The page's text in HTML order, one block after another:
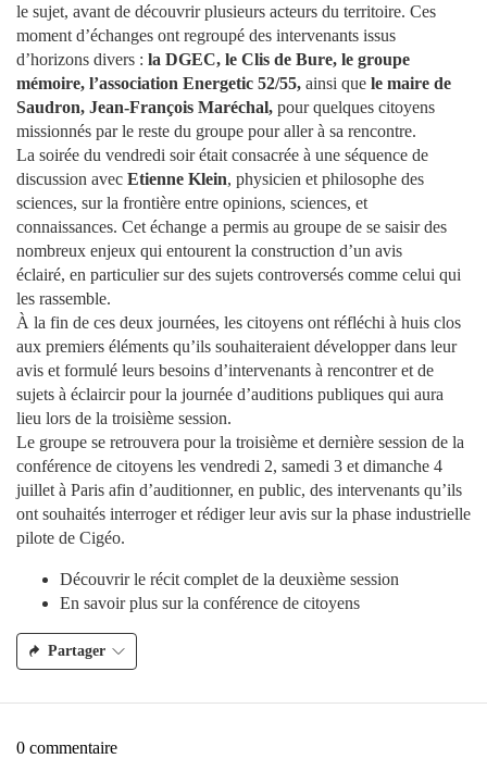
le sujet, avant de découvrir plusieurs acteurs du territoire. Ces
moment d’échanges ont regroupé des intervenants issus
d’horizons divers : la DGEC, le Clis de Bure, le groupe
mémoire, l’association Energetic 52/55, ainsi que le maire de
Saudron, Jean-François Maréchal, pour quelques citoyens
missionnés par le reste du groupe pour aller à sa rencontre.
La soirée du vendredi soir était consacrée à une séquence de
discussion avec Etienne Klein, physicien et philosophe des
sciences, sur la frontière entre opinions, sciences, et
connaissances. Cet échange a permis au groupe de se saisir des
nombreux enjeux qui entourent la construction d’un avis
éclairé, en particulier sur des sujets controversés comme celui qui
les rassemble.
À la fin de ces deux journées, les citoyens ont réfléchi à huis clos
aux premiers éléments qu’ils souhaiteraient développer dans leur
avis et formulé leurs besoins d’intervenants à rencontrer et de
sujets à éclaircir pour la journée d’auditions publiques qui aura
lieu lors de la troisième session.
Le groupe se retrouvera pour la troisième et dernière session de la
conférence de citoyens les vendredi 2, samedi 3 et dimanche 4
juillet à Paris afin d’auditionner, en public, des intervenants qu’ils
ont souhaités interroger et rédiger leur avis sur la phase industrielle
pilote de Cigéo.
Découvrir le récit complet de la deuxième session
En savoir plus sur la conférence de citoyens
Partager
0 commentaire